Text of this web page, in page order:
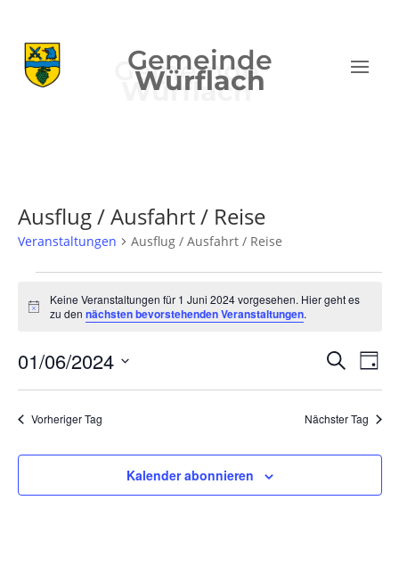
Gemeinde
Würflach
Ausflug / Ausfahrt / Reise
Veranstaltungen Ausflug / Ausfahrt / Reise
Veranstaltungen
für
Juni
2024
Hinweis
Keine Veranstaltungen für 1 Juni 2024 vorgesehen. Hier geht es
zu den nächsten bevorstehenden Veranstaltungen.
Suche
SucheTag
01/06/2024
Vorheriger Tag Nächster Tag
Kalender abonnieren